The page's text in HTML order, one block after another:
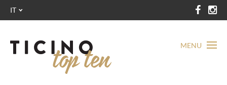
MENU
IT